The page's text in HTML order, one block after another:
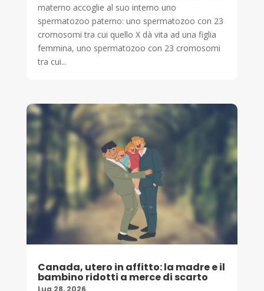
materno accoglie al suo interno uno
spermatozoo paterno: uno spermatozoo con 23
cromosomi tra cui quello X dà vita ad una figlia
femmina, uno spermatozoo con 23 cromosomi
tra cui...
Canada, utero in affitto: la madre e il
bambino ridotti a merce di scarto